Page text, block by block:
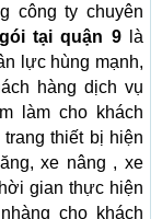
công ty chuyên
tại quận 9là
lực hùng mạnh,
hàng dịch vụ
làm cho khách
thiết bị hiện
xe nâng , xe
gian thực hiện
cho khách